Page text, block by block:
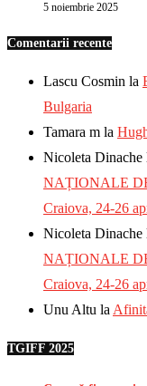
5 noiembrie 2025
Comentarii recente
Lascu Cosmin la
Bulgaria
Tamara m la
Nicoleta Dinache
NAȚIONALE
Craiova, 24-26
Nicoleta Dinache
NAȚIONALE
Craiova, 24-26
Unu Altu la
TGIFF 2025